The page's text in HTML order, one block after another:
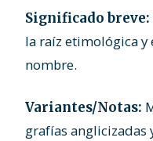
Significado breve:
la raíz etimológica
nombre.
Variantes/Notas:
grafías anglicizadas